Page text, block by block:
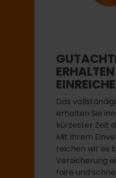
Das
erhalten Sie
kürzester Zeit
Mit Ihrem
reichen wir es
Versicherung
faire und